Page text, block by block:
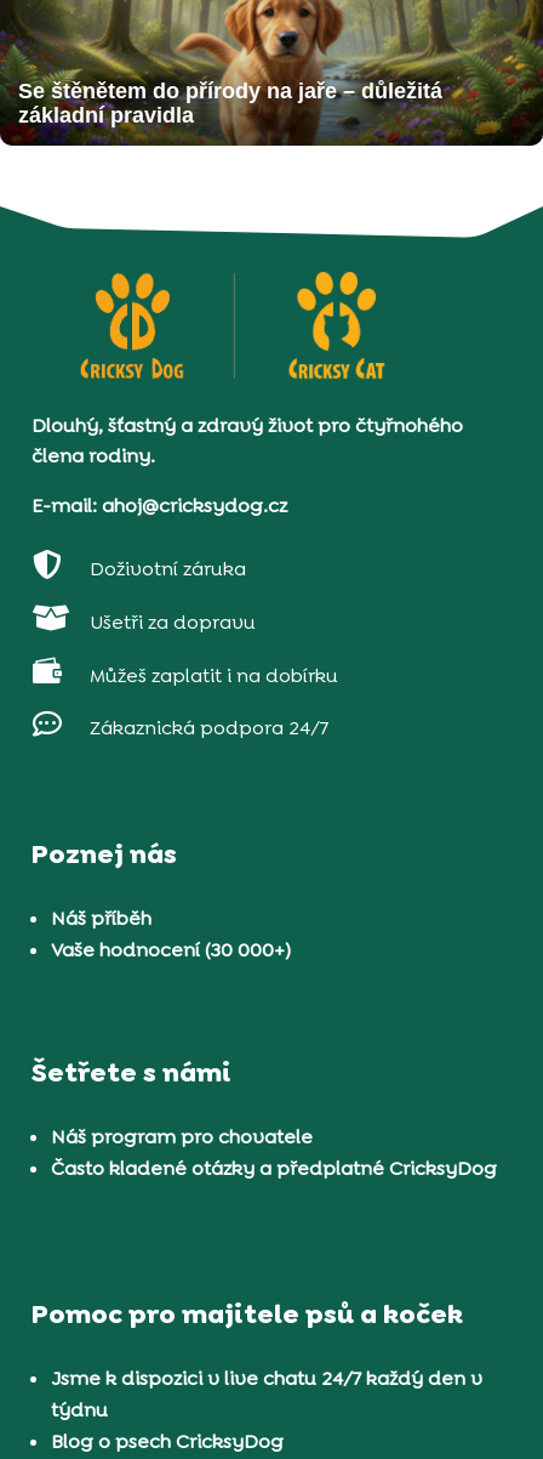
Se štěnětem do přírody na jaře – důležitá
základní pravidla
Dlouhý, šťastný a zdravý život pro čtyřnohého
člena rodiny.
E-mail: ahoj@cricksydog.cz
 Doživotní záruka
 Ušetři za dopravu
 Můžeš zaplatit i na dobírku
 Zákaznická podpora 24/7
Poznej nás
Náš příběh
Vaše hodnocení (30 000+)
Šetřete s námi
Náš program pro chovatele
Často kladené otázky a předplatné CricksyDog
Pomoc pro majitele psů a koček
Jsme k dispozici v live chatu 24/7 každý den v
týdnu
Blog o psech CricksyDog